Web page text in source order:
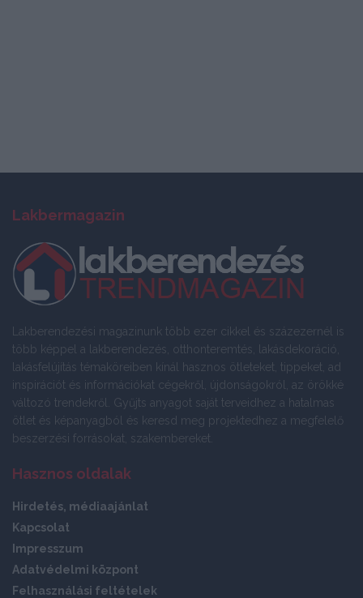
Lakbermagazin
Lakberendezési magazinunk több ezer cikkel és százezernél is
több képpel a lakberendezés, otthonteremtés, lakásdekoráció,
lakásfelújítás témaköreiben kínál hasznos ötleteket, tippeket, ad
inspirációt és információkat cégekről, újdonságokról, az örökké
változó trendekről. Gyűjts anyagot saját terveidhez a hatalmas
ötlet és képanyagból és keresd meg projektedhez a megfelelő
beszerzési forrásokat, szakembereket.
Hasznos oldalak
Hirdetés, médiaajánlat
Kapcsolat
Impresszum
Adatvédelmi központ
Felhasználási feltételek